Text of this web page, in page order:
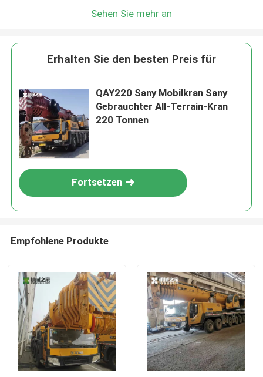
Sehen Sie mehr an
Erhalten Sie den besten Preis für
QAY220 Sany Mobilkran Sany
Gebrauchter All-Terrain-Kran
220 Tonnen
Fortsetzen
Empfohlene Produkte